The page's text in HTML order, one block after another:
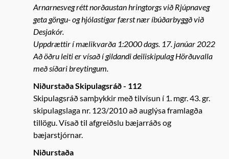
Arnarnesveg rétt norðaustan hringtorgs við Rjúpnaveg
geta göngu- og hjólastígar færst nær íbúðarbyggð við
Desjakór.
Uppdrættir í mælikvarða 1:2000 dags. 17. janúar 2022
Að öðru leiti er vísað í gildandi deiliskipulag Hörðuvalla
með síðari breytingum.
Niðurstaða Skipulagsráð - 112
Skipulagsráð samþykkir með tilvísun í 1. mgr. 43. gr.
skipulagslaga nr. 123/2010 að auglýsa framlagða
tillögu. Vísað til afgreiðslu bæjarráðs og
bæjarstjórnar.
Niðurstaða